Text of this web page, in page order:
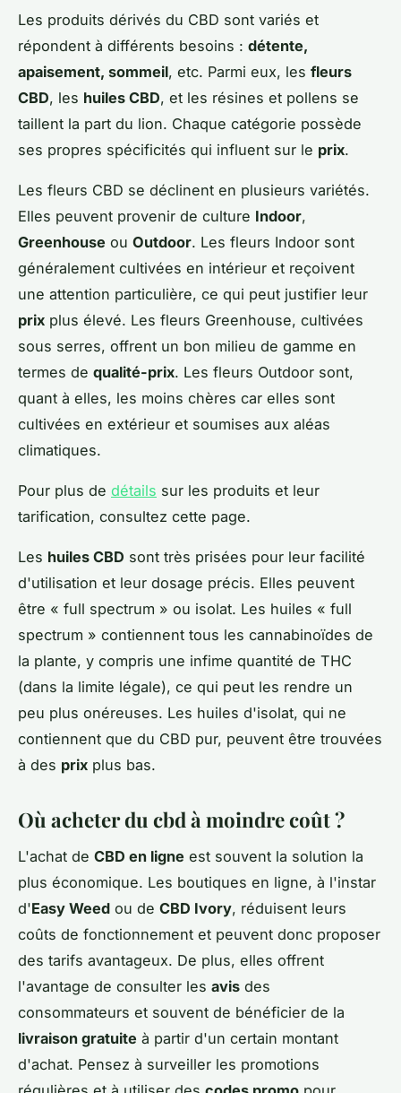
Les produits dérivés du CBD sont variés et
répondent à différents besoins : détente,
apaisement, sommeil, etc. Parmi eux, les fleurs
CBD, les huiles CBD, et les résines et pollens se
taillent la part du lion. Chaque catégorie possède
ses propres spécificités qui influent sur le prix.
Les fleurs CBD se déclinent en plusieurs variétés.
Elles peuvent provenir de culture Indoor,
Greenhouse ou Outdoor. Les fleurs Indoor sont
généralement cultivées en intérieur et reçoivent
une attention particulière, ce qui peut justifier leur
prix plus élevé. Les fleurs Greenhouse, cultivées
sous serres, offrent un bon milieu de gamme en
termes de qualité-prix. Les fleurs Outdoor sont,
quant à elles, les moins chères car elles sont
cultivées en extérieur et soumises aux aléas
climatiques.
Pour plus de détails sur les produits et leur
tarification, consultez cette page.
Les huiles CBD sont très prisées pour leur facilité
d'utilisation et leur dosage précis. Elles peuvent
être « full spectrum » ou isolat. Les huiles « full
spectrum » contiennent tous les cannabinoïdes de
la plante, y compris une infime quantité de THC
(dans la limite légale), ce qui peut les rendre un
peu plus onéreuses. Les huiles d'isolat, qui ne
contiennent que du CBD pur, peuvent être trouvées
à des prix plus bas.
Où acheter du cbd à moindre coût ?
L'achat de CBD en ligne est souvent la solution la
plus économique. Les boutiques en ligne, à l'instar
d'Easy Weed ou de CBD Ivory, réduisent leurs
coûts de fonctionnement et peuvent donc proposer
des tarifs avantageux. De plus, elles offrent
l'avantage de consulter les avis des
consommateurs et souvent de bénéficier de la
livraison gratuite à partir d'un certain montant
d'achat. Pensez à surveiller les promotions